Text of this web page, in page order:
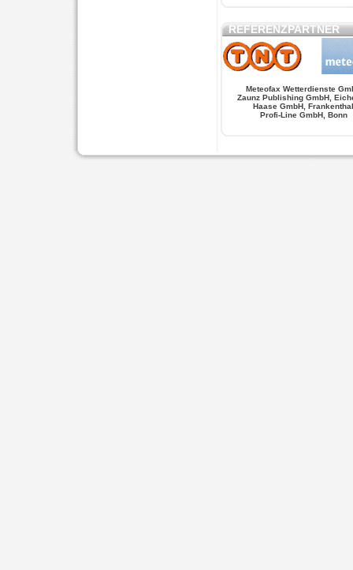
REFERENZPARTNER
Meteofax Wetterdienste
Zaunz Publishing GmbH,
Haase GmbH, Frankenthal
Profi-Line GmbH, Bonn